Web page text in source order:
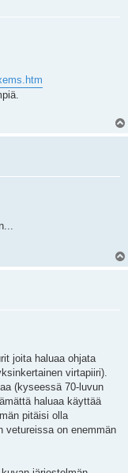
joita haluaa ohjata
virtapiiri).
(kyseessä 70-luvun
haluaa käyttää
pitäisi olla
vetureissa on enemmän